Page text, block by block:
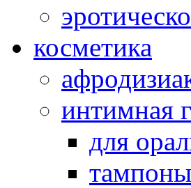
косметика
интимная
для
тампоны